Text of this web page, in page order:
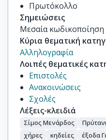
Πρωτόκολλο
Σημειώσεις
Μεσαία κωδικοποίηση
Κύρια θεματική
Αλληλογραφία
Λοιπές θεματικές
Επιστολές
Ανακοινώσεις
Σχολές
Λέξεις-κλειδιά
Σίμος Μενάρδος
χήρες
κηδείες
έξοδα